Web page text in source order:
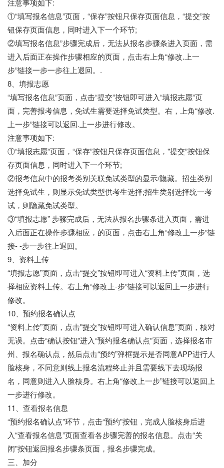
注意事项如下:
①“填写报名信息”页面，“保存”按钮只保存页面信息，“提交”按
钮保存页面信息，同时进入下一个环节;
②填写报名信息”步骤完成后，无法从报名步骤条进入页面，需
进入后面正在操作步骤相应的页面，点击右上角“修改.上一
步”链接一步一步往上退回。.
8、填报志愿
“填写报名信息”页面，点击“提交”按钮即可进入“填报志愿”页
面，完善报考信息，免试生需要选择免试类型。右，上角“修改.
上一步”链接可以返回.上一步进行修改。
注意事项如下:
①“填报志愿”页面，“保存”按钮只保存页面信息，"提交”按钮保
存页面信息，同时进入下一个环节;
②报考信息中的报考类别关联免试类型的显示/隐藏。招生类别
选择免试生，则显示免试类型供考生选择;招生类别选择统一考
试，则隐藏免试类型。
③“填报志愿” 步骤完成后，无法从报名步骤条进入页面，需进
入后面正在操作步骤相应，的页面，点击右上角“修改上一步”链
接- -步一步往上退回。
9、资料上传
“填报志愿”页面，点击“提交”按钮即可进入“资料上传”页面，选
择相应资料上传。右上角“修改上-步”链接可以返回上一步进行
修改。
10、预约报名确认点
“资料上传”页面，点击"提交”按钮即可进入确认信息”页面，核对
无误。点击“确认按钮”进入“预约报名确认点”页面，选择报名市
州、报名确认点，然后点击“预约”弹框提示是否同意APP进行人
脸核身，不同意则线上报名流程终止并且需要线下去现场报
名，同意则进入人脸核身。右上角“修改上一步”链接可以返回上
一步进行修改。
11、查看报名信息
“预约报名确认点”环节，点击“预约”按钮，完成人脸核身后进
入“查看报名信息”页面查看各步骤完善的报名信息。点击“关
闭”按钮返回报名步骤条页面，报名步骤完成。
三、加分